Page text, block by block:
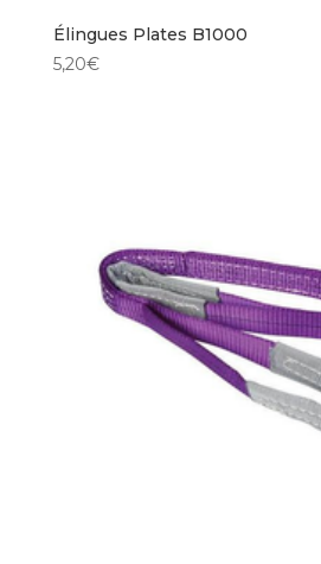
Élingues Plates B1000
5,20€